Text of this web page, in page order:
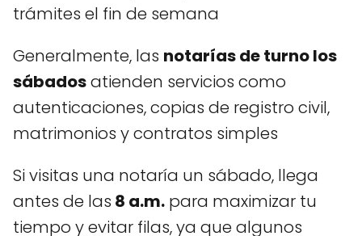
trámites el fin de semana
Generalmente, las notarías de turno los
sábadosatienden servicios como
autenticaciones, copias de registro civil,
matrimonios y contratos simples
Si visitas una notaría un sábado, llega
antes de las 8 a.m. para maximizar tu
tiempo y evitar filas, ya que algunos